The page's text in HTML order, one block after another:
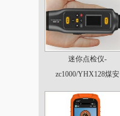
迷你点检仪-
zc1000/YHX128煤安